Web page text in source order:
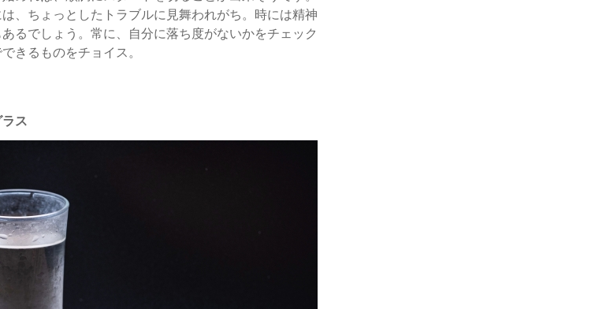
、ちょっとしたトラブルに見舞われがち。時には精神
るでしょう。常に、自分に落ち度がないかをチェック
きるものをチョイス。
ス